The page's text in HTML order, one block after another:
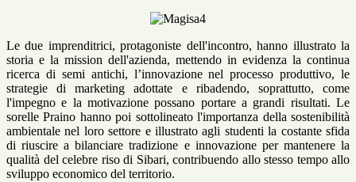
Le due imprenditrici, protagoniste dell'incontro, hanno illustrato la
storia e la mission dell'azienda, mettendo in evidenza la continua
ricerca di semi antichi, l’innovazione nel processo produttivo, le
strategie di marketing adottate e ribadendo, soprattutto, come
l'impegno e la motivazione possano portare a grandi risultati. Le
sorelle Praino hanno poi sottolineato l'importanza della sostenibilità
ambientale nel loro settore e illustrato agli studenti la costante sfida
di riuscire a bilanciare tradizione e innovazione per mantenere la
qualità del celebre riso di Sibari, contribuendo allo stesso tempo allo
sviluppo economico del territorio.